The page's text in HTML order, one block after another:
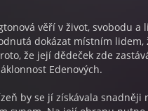
věří v život, svobodu
dokázat místním
že její dědeček zde
Edenových.
by se jí získávala